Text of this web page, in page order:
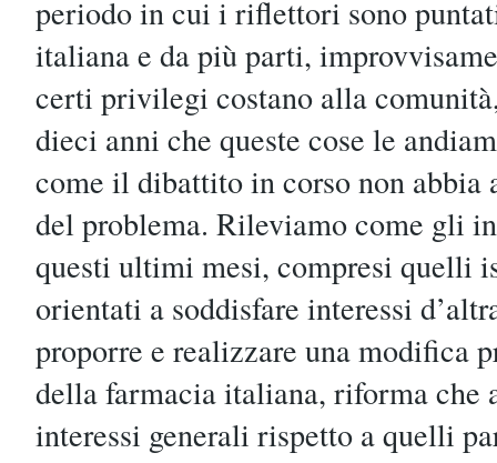
periodo in cui i riflettori sono
italiana e da più parti,
certi privilegi costano alla
dieci anni che queste cose le
come il dibattito in corso non abbia
del problema. Rileviamo come gli
questi ultimi mesi, compresi quelli
orientati a soddisfare interessi
proporre e realizzare una modifica
della farmacia italiana, riforma che
interessi generali rispetto a quelli